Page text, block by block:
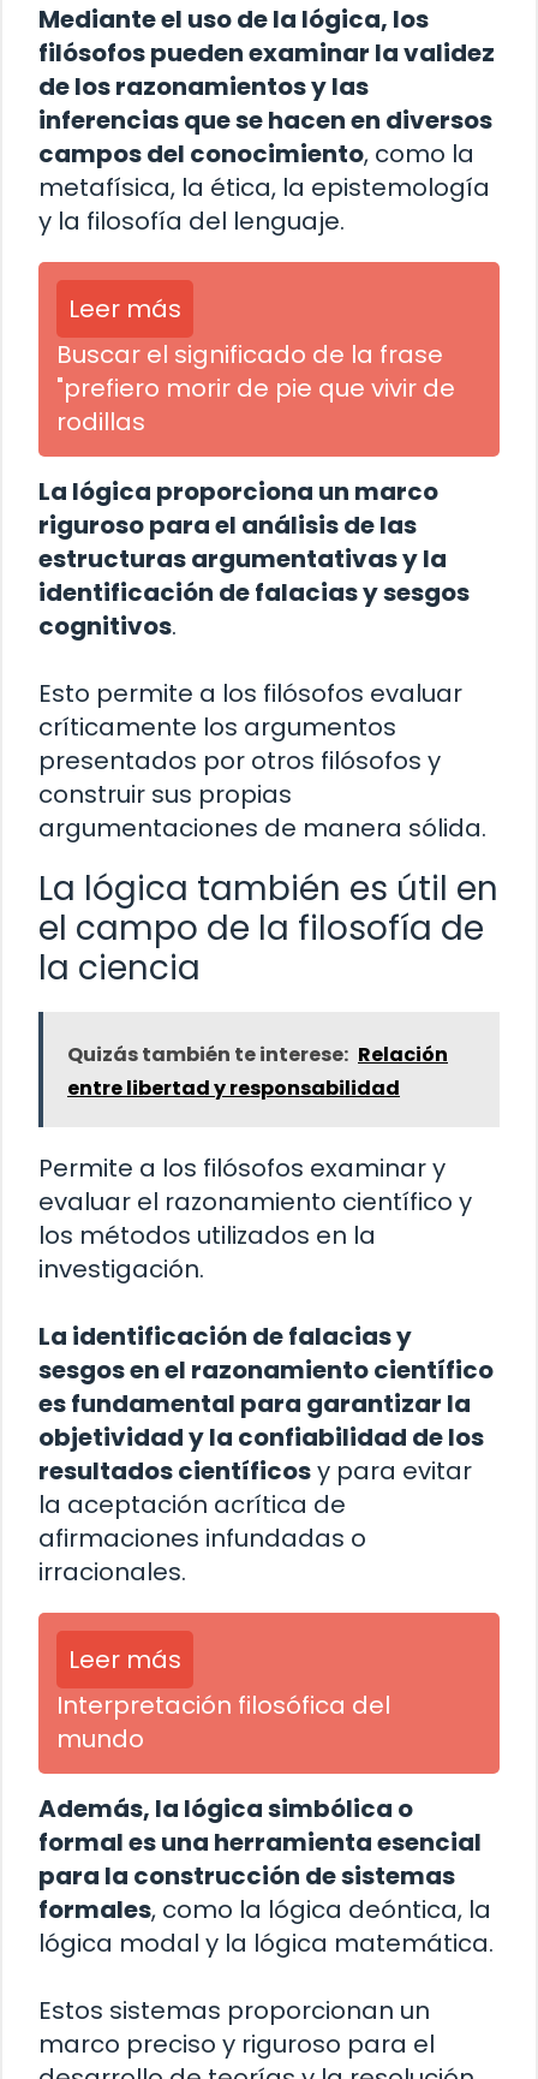
Mediante el uso de la lógica, los
filósofos pueden examinar la validez
de los razonamientos y las
inferencias que se hacen en diversos
campos del conocimiento, como la
metafísica, la ética, la epistemología
y la filosofía del lenguaje.
Leer más
Buscar el significado de la frase
"prefiero morir de pie que vivir de
rodillas
La lógica proporciona un marco
riguroso para el análisis de las
estructuras argumentativas y la
identificación de falacias y sesgos
cognitivos.
Esto permite a los filósofos evaluar
críticamente los argumentos
presentados por otros filósofos y
construir sus propias
argumentaciones de manera sólida.
La lógica también es útil en
el campo de la filosofía de
la ciencia
Quizás también te interese: Relación
entre libertad y responsabilidad
Permite a los filósofos examinar y
evaluar el razonamiento científico y
los métodos utilizados en la
investigación.
La identificación de falacias y
sesgos en el razonamiento científico
es fundamental para garantizar la
objetividad y la confiabilidad de los
resultados científicosy para evitar
la aceptación acrítica de
afirmaciones infundadas o
irracionales.
Leer más
Interpretación filosófica del
mundo
Además, la lógica simbólica o
formal es una herramienta esencial
para la construcción de sistemas
formales, como la lógica deóntica, la
lógica modal y la lógica matemática.
Estos sistemas proporcionan un
marco preciso y riguroso para el